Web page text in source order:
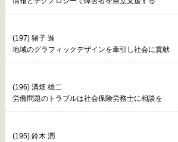
(197) 猪子 進
地域のグラフィックデザインを牽引し社会に貢献
(196) 溝畑 雄二
労働問題のトラブルは社会保険労務士に相談を
(195) 鈴木 潤